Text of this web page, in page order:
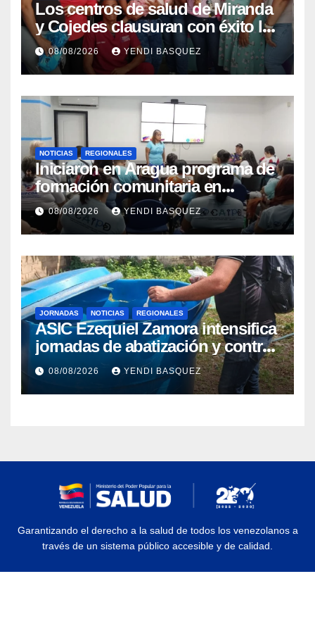
Los centros de salud de Miranda
y Cojedes clausuran con éxito la
Semana Mundial de la Lactancia
Materna
08/08/2026 YENDI BASQUEZ
NOTICIAS REGIONALES
Iniciaron en Aragua programa de
formación comunitaria en
atención a personas con
discapacidad
08/08/2026 YENDI BASQUEZ
JORNADAS NOTICIAS REGIONALES
ASIC Ezequiel Zamora intensifica
jornadas de abatización y control
de vectores en comunidades del
Guárico
08/08/2026 YENDI BASQUEZ
Garantizando el derecho a la salud de todos los venezolanos a
través de un sistema público accesible y de calidad.